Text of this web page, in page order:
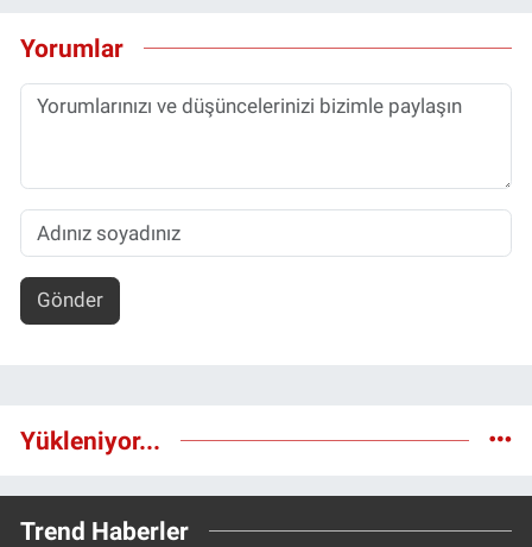
Yorumlar
Gönder
Yükleniyor...
Trend Haberler